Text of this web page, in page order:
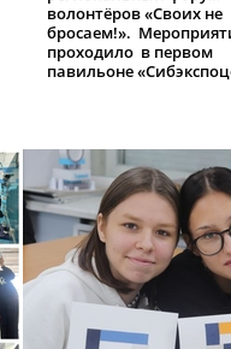
волонтёров «Своих не
бросаем!».
проходило в первом
павильоне